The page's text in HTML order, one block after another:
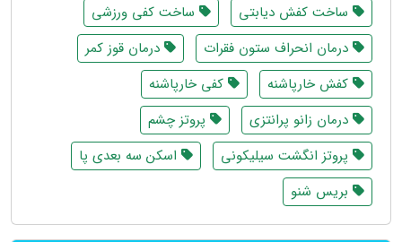
ساخت کفش دیابتی
ساخت کفی ورزشی
درمان انحراف ستون فقرات
درمان قوز کمر
کفش خارپاشنه
کفی خارپاشنه
درمان زانو پرانتزی
پروتز چشم
پروتز انگشت سیلیکونی
اسکن سه بعدی پا
بریس شنو